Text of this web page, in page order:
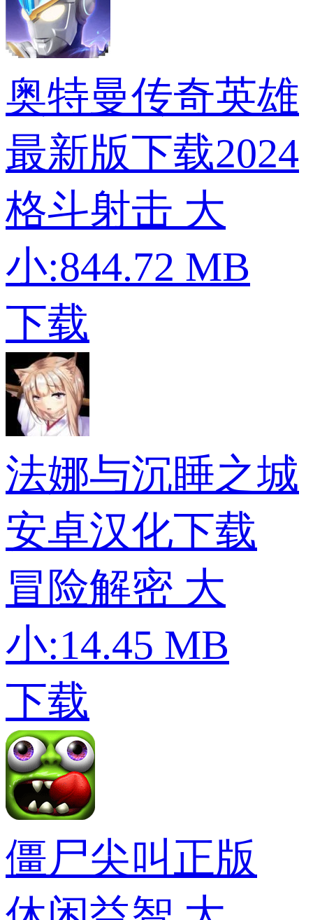
奥特曼传奇英雄
最新版下载2024
格斗射击 大
小:844.72 MB
下载
法娜与沉睡之城
安卓汉化下载
冒险解密 大
小:14.45 MB
下载
僵尸尖叫正版